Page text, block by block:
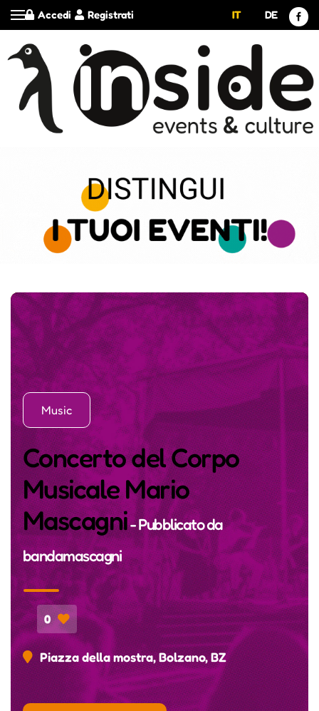
Registrati
Accedi IT DE
Music
Concerto del Corpo
Musicale Mario
Mascagni- Pubblicato da
bandamascagni
0
Piazza della mostra, Bolzano, BZ